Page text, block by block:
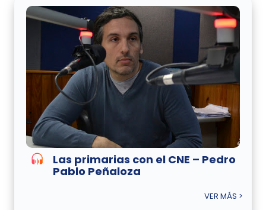
Las primarias con el CNE – Pedro
Pablo Peñaloza
VER MÁS >